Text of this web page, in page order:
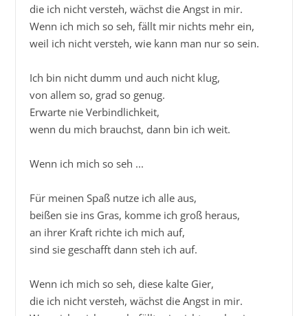
die ich nicht versteh, wächst die Angst in mir.
Wenn ich mich so seh, fällt mir nichts mehr ein,
weil ich nicht versteh, wie kann man nur so sein.
Ich bin nicht dumm und auch nicht klug,
von allem so, grad so genug.
Erwarte nie Verbindlichkeit,
wenn du mich brauchst, dann bin ich weit.
Wenn ich mich so seh ...
Für meinen Spaß nutze ich alle aus,
beißen sie ins Gras, komme ich groß heraus,
an ihrer Kraft richte ich mich auf,
sind sie geschafft dann steh ich auf.
Wenn ich mich so seh, diese kalte Gier,
die ich nicht versteh, wächst die Angst in mir.